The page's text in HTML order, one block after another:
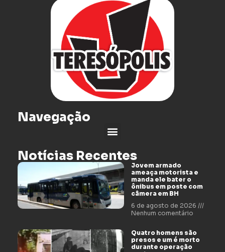
Navegação
Notícias Recentes
Jovem armado
ameaça motorista e
manda ele bater o
ônibus em poste com
câmera em BH
6 de agosto de 2026
Nenhum comentário
Quatro homens são
presos e um é morto
durante operação